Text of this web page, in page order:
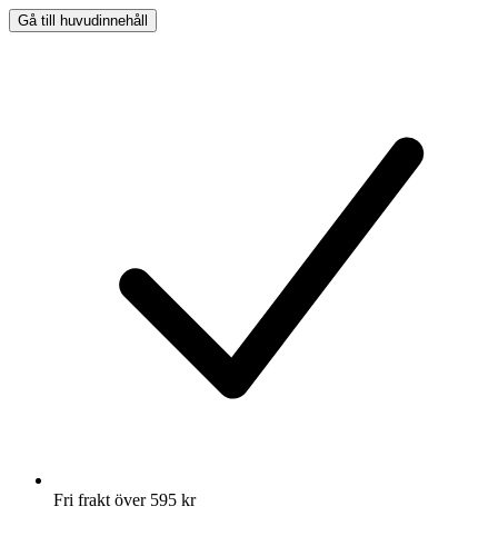
Gå till huvudinnehåll
Fri frakt över 595 kr